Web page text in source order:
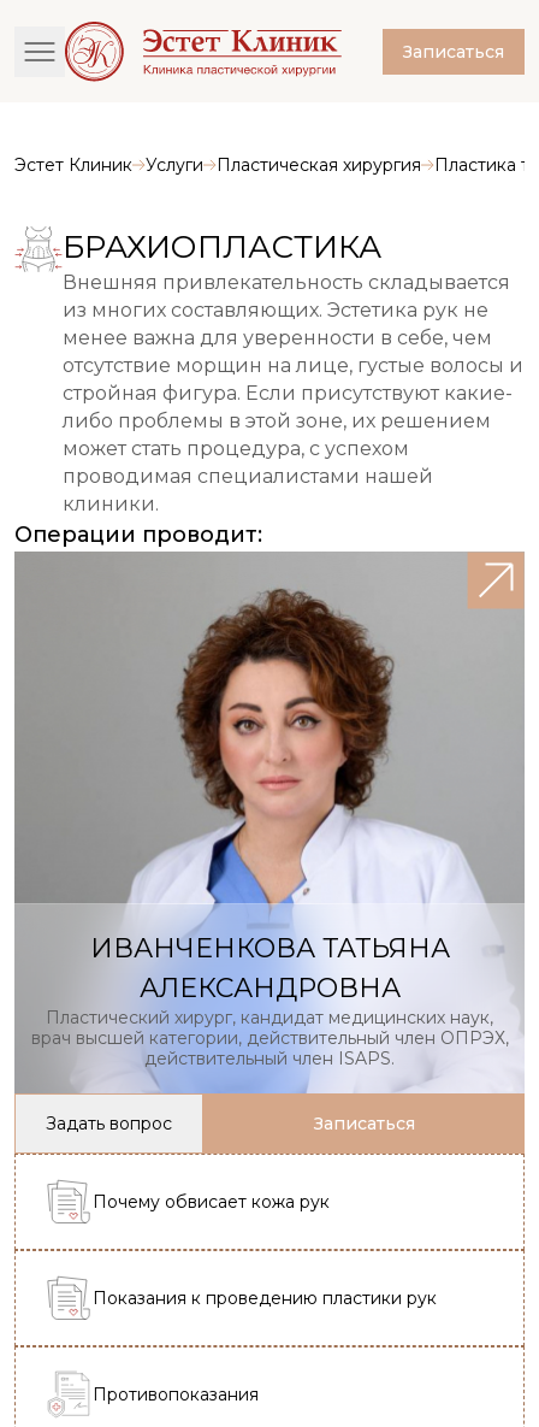
Записаться
Эстет Клиник Услуги Пластическая хирургия Пластика
БРАХИОПЛАСТИКА
Внешняя привлекательность складывается
из многих составляющих. Эстетика рук не
менее важна для уверенности в себе, чем
отсутствие морщин на лице, густые волосы и
стройная фигура. Если присутствуют какие-
либо проблемы в этой зоне, их решением
может стать процедура, с успехом
проводимая специалистами нашей
клиники.
Операции проводит:
ИВАНЧЕНКОВА ТАТЬЯНА
АЛЕКСАНДРОВНА
Пластический хирург, кандидат медицинских наук,
врач высшей категории, действительный член ОПРЭХ,
действительный член ISAPS.
Задать вопрос Записаться
Почему обвисает кожа рук
Показания к проведению пластики рук
Противопоказания